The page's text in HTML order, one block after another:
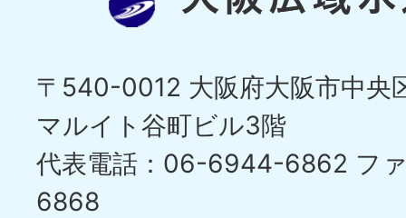
〒540-0012 大阪府大阪市中央
マルイト谷町ビル3階
代表電話：06-6944-6862 フ
6868